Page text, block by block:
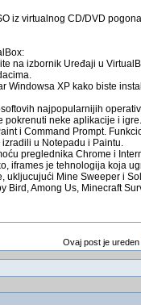
iz virtualnog CD/DVD pogona.
na izbornik Uređaji u
Windowsa XP kako biste
najpopularnijih
pokrenuti neke aplikacije i
i Command Prompt.
u Notepadu i Paintu.
preglednika Chrome i
iframes je tehnologija koja
ukljucujući Mine Sweeper i
Bird, Among Us, Minecraft
Ovaj post je